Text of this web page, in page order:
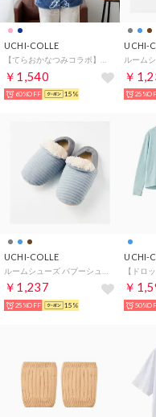
UCHI-COLLE
￥1,540
60%OFF 15%
UCHI-
￥
UCHI-COLLE
￥1,237
25%OFF 15%
UCHI-
￥